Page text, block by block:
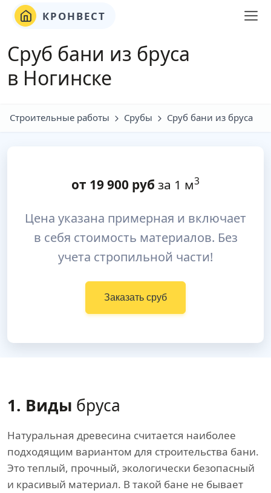
КРОНВЕСТ
Сруб бани из бруса
в Ногинске
Строительные работы Срубы Сруб бани из бруса
от 19 900 руб за 1 м3
Цена указана примерная и включает
в себя стоимость материалов. Без
учета стропильной части!
Заказать сруб
1. Виды бруса
Натуральная древесина считается наиболее
подходящим вариантом для строительства бани.
Это теплый, прочный, экологически безопасный
и красивый материал. В такой бане не бывает